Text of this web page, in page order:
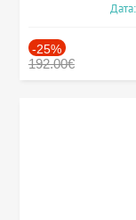
-25%
192.00€